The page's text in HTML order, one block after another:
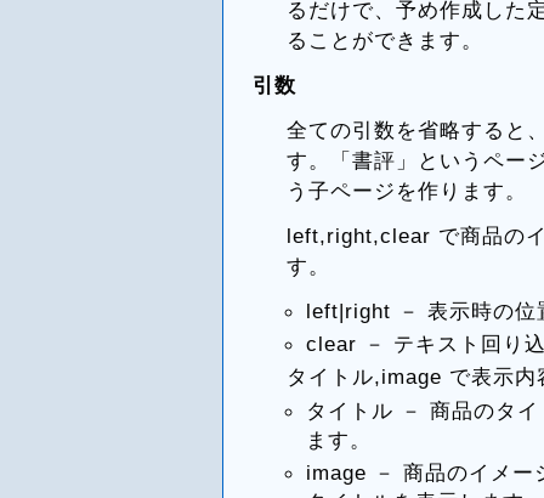
るだけで、予め作成した
ることができます。
引数
全ての引数を省略すると
す。「書評」というペー
う子ページを作ります。
left,right,clear で商品の
す。
left|right － 表示時の位
clear － テキスト回り
タイトル,image で表示内
タイトル － 商品のタ
ます。
image － 商品のイメー